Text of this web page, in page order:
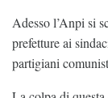
Adesso l’Anpi si
prefetture ai
partigiani